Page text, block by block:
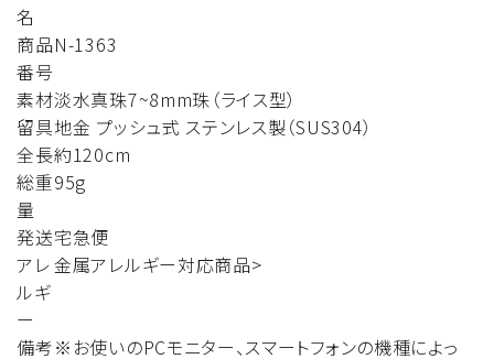
名
商品
番号
N-1363
素材淡水真珠7~8mm珠（ライス型）
留具地金 プッシュ式 ステンレス製（SUS304）
全長約120cm
総重
量
95g
発送宅急便
アレ
ルギ
ー
金属アレルギー対応商品>
備考※お使いのPCモニター、スマートフォンの機種によっ